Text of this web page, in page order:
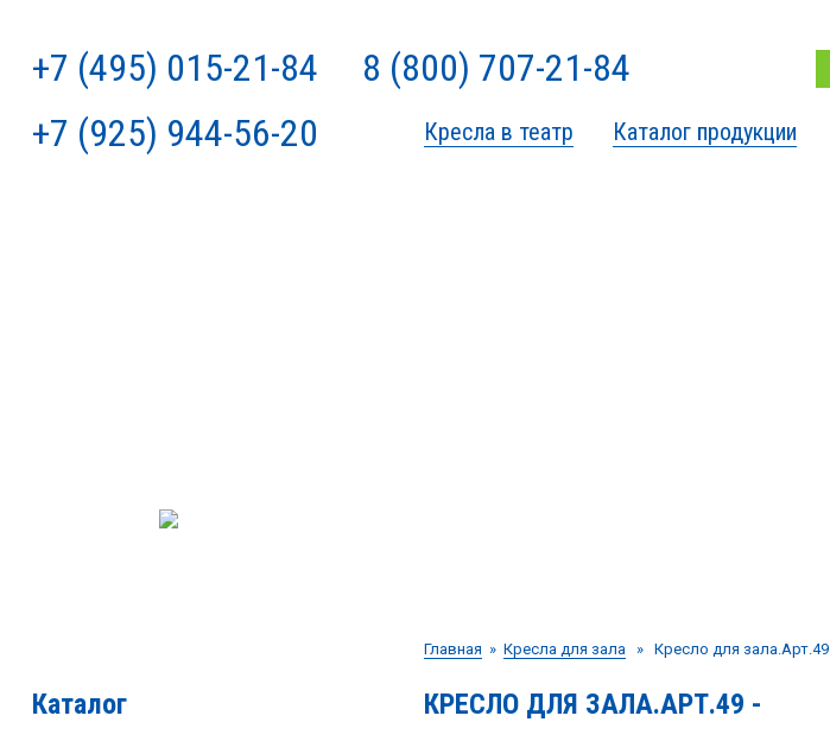
+7 (495) 015-21-84 8 (800) 707-21-84
+7 (925) 944-56-20 Кресла в театр Каталог продукции
Каталог
Главная » Кресла для зала » Кресло для зала.Арт.49
КРЕСЛО ДЛЯ ЗАЛА.АРТ.49 -